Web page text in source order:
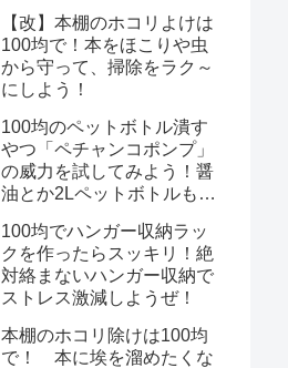
【改】本棚のホコリよけは
100均で！本をほこりや虫
から守って、掃除をラク～
にしよう！
100均のペットボトル潰す
やつ「ペチャンコポンプ」
の威力を試してみよう！醤
油とか2Lペットボトルもい
100均でハンガー収納ラッ
クを作ったらスッキリ！絶
対絡まないハンガー収納で
ストレス激減しようぜ！
本棚のホコリ除けは100均
で！ 本に埃を溜めたくな